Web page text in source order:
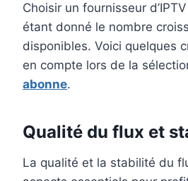
Choisir un fournisseur
étant donné le nombre
disponibles. Voici quelques
en compte lors de la
abonne.
Qualité du flux et
La qualité et la stabilité du